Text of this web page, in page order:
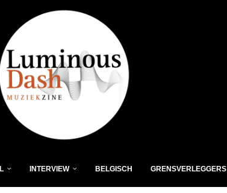
INTERVIEW BELGISCH GRENSVERLEGGERS